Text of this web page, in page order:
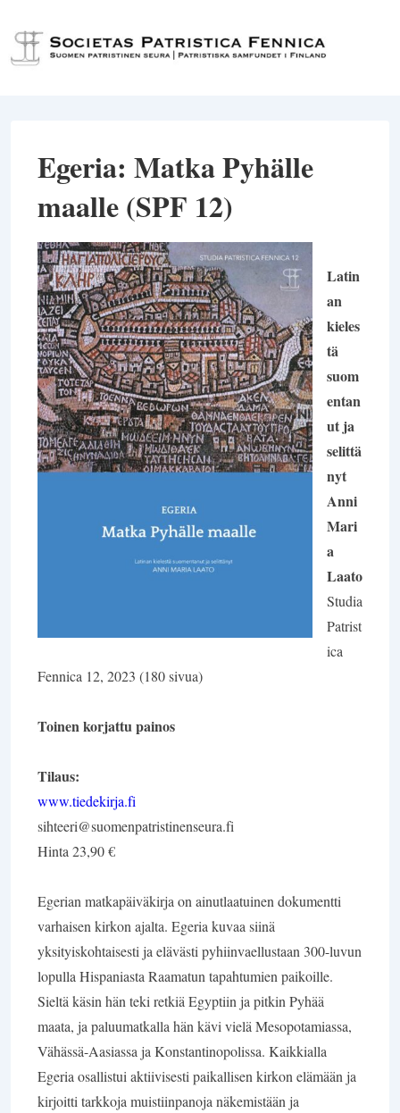
Siirry
pääsisältöön
Egeria: Matka Pyhälle
maalle (SPF 12)
Latin
an
kieles
tä
suom
entan
ut ja
selittä
nyt
Anni
Mari
a
Laato
Studia
Patrist
ica
Fennica 12, 2023 (180 sivua)
Toinen korjattu painos
Tilaus:
www.tiedekirja.fi
sihteeri@suomenpatristinenseura.fi
Hinta 23,90 €
Egerian matkapäiväkirja on ainutlaatuinen dokumentti
varhaisen kirkon ajalta. Egeria kuvaa siinä
yksityiskohtaisesti ja elävästi pyhiinvaellustaan 300-luvun
lopulla Hispaniasta Raamatun tapahtumien paikoille.
Sieltä käsin hän teki retkiä Egyptiin ja pitkin Pyhää
maata, ja paluumatkalla hän kävi vielä Mesopotamiassa,
Vähässä-Aasiassa ja Konstantinopolissa. Kaikkialla
Egeria osallistui aktiivisesti paikallisen kirkon elämään ja
kirjoitti tarkkoja muistiinpanoja näkemistään ja